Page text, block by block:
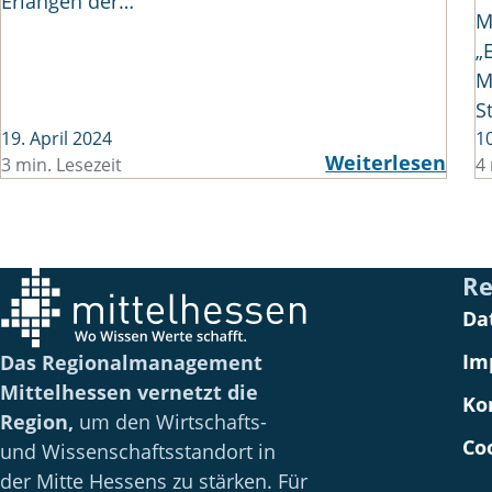
19. April 2024
3 min. Lesezeit
Weiterlesen
4
Das Regionalmanagement
Mittelhessen vernetzt die
Region, um den Wirtschafts-
und Wissenschaftsstandort in
der Mitte Hessens zu stärken. Für